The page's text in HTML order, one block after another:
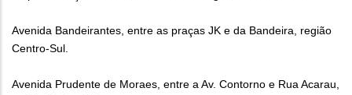
Avenida Bandeirantes, entre as praças JK e da Bandeira, região
Centro-Sul.
Avenida Prudente de Moraes, entre a Av. Contorno e Rua Acarau,